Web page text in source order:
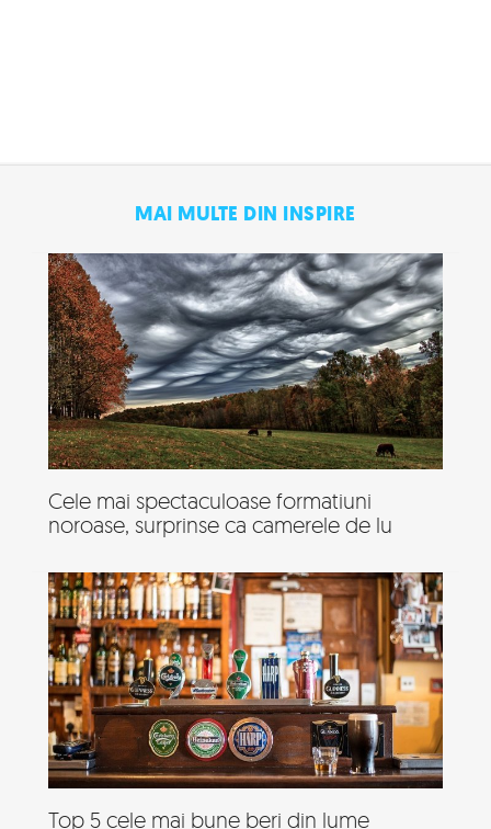
MAI MULTE DIN INSPIRE
Cele mai spectaculoase formatiuni
noroase, surprinse ca camerele de lu
Top 5 cele mai bune beri din lume